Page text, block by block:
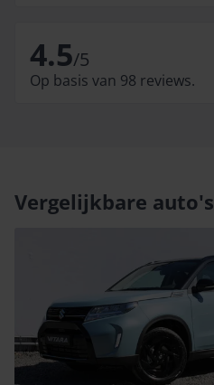
4.5/5
Op basis van 98 reviews.
Vergelijkbare auto's